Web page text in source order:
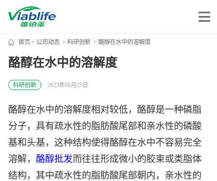
唯铂莱
公司介绍
公司动态
加入我们
唯产品
首页 > 公司动态> 科研创新> 酪醇在水中的溶解度
酪醇在水中的溶解度
科研创新 2023年08月25日
酪醇在水中的溶解度相对较低，酪醇是一种磷脂
分子，具有疏水性的脂肪酸尾部和亲水性的磷酸
基和头基，这种结构使得酪醇在水中不容易完全
溶解， 酪醇批发而往往形成微小的胶束或类脂体
结构，其中疏水性的脂肪酸尾部朝内，亲水性的